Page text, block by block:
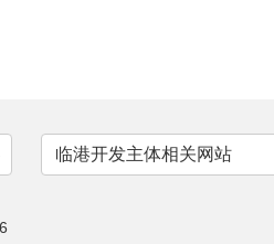
临港开发主体相关网站